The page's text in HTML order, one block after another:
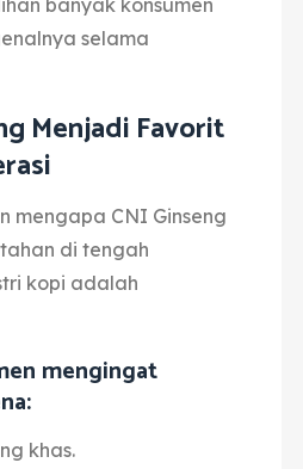
banyak konsumen
selama
Menjadi Favorit
mengapa CNI Ginseng
di tengah
kopi adalah
mengingat
khas.